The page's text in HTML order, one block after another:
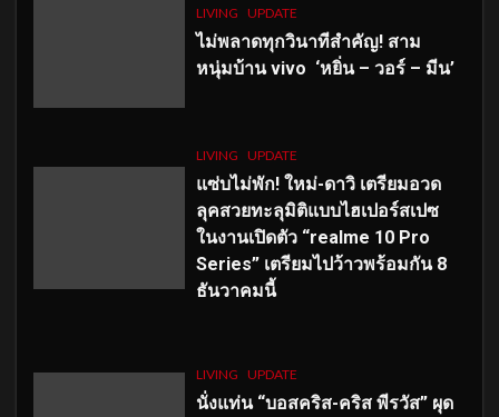
LIVING UPDATE
ไม่พลาดทุกวินาทีสำคัญ! สาม
หนุ่มบ้าน vivo ‘หยิ่น – วอร์ – มีน’
LIVING UPDATE
แซ่บไม่พัก! ใหม่-ดาวิ เตรียมอวด
ลุคสวยทะลุมิติแบบไฮเปอร์สเปซ
ในงานเปิดตัว “realme 10 Pro
Series” เตรียมไปว้าวพร้อมกัน 8
ธันวาคมนี้
LIVING UPDATE
นั่งแท่น “บอสคริส-คริส พีรวัส” ผุด